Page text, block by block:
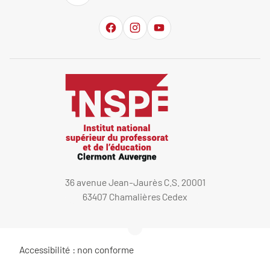
36 avenue Jean-Jaurès C.S. 20001
63407 Chamalières Cedex
Accessibilité : non conforme